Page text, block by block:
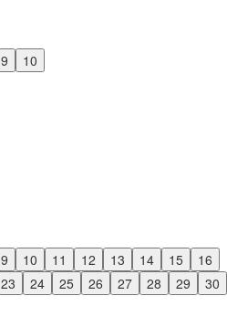
9 10
9 10 11 12 13 14 15
16
23 24 25 26 27 28 29
30